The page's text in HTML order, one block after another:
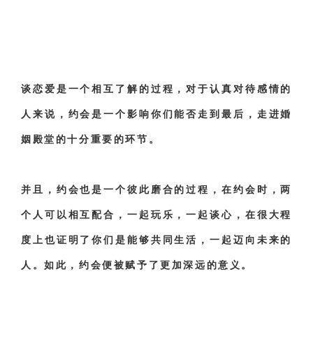
谈恋爱是一个相互了解的过程，对于认真对待感情的
人来说，约会是一个影响你们能否走到最后，走进婚
姻殿堂的十分重要的环节。
并且，约会也是一个彼此磨合的过程，在约会时，两
个人可以相互配合，一起玩乐，一起谈心，在很大程
度上也证明了你们是能够共同生活，一起迈向未来的
人。如此，约会便被赋予了更加深远的意义。